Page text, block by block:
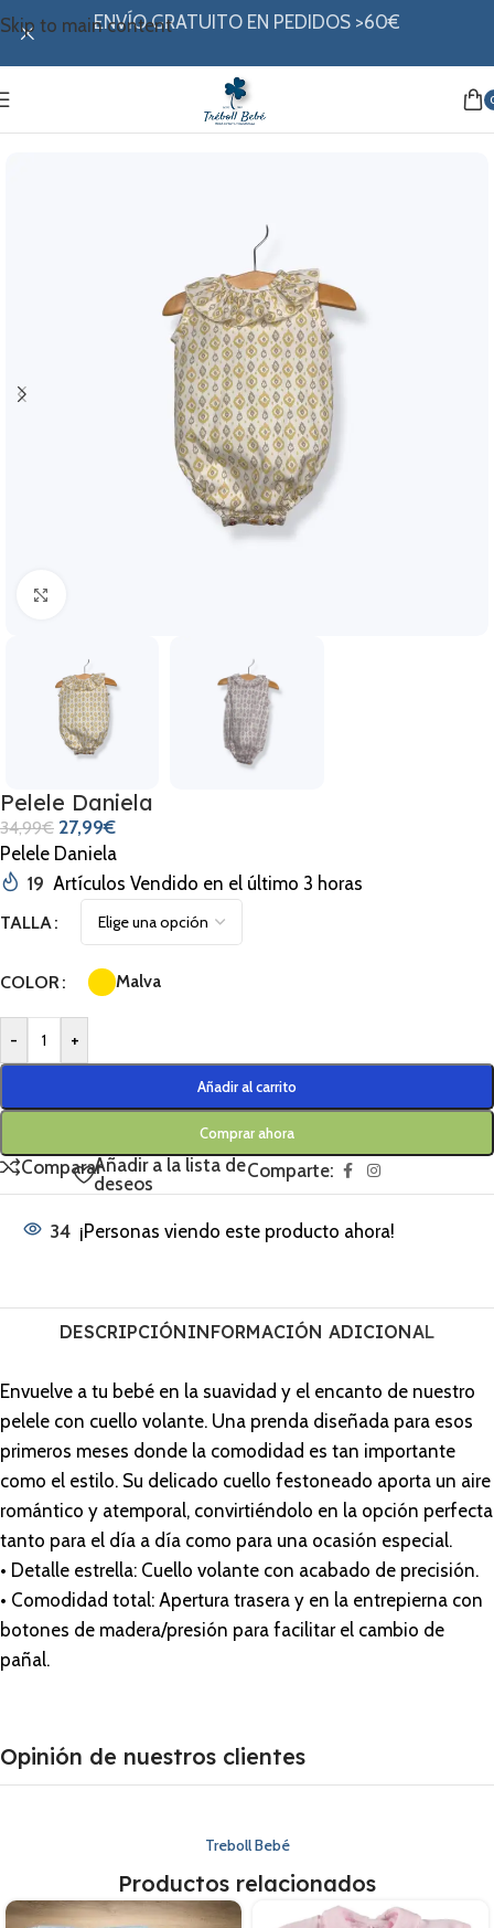
Skip to main contentENVÍO GRATUITO EN PEDIDOS >60€
Colección verano
Pelele Daniela
34,99€ 27,99€
Pelele Daniela
19 Artículos Vendido en el último 3 horas
TALLA
COLOR Malva
- +
Añadir al carrito
Comprar ahora
CompararAñadir a la lista de
deseos
Comparte:
34 ¡Personas viendo este producto ahora!
DESCRIPCIÓNINFORMACIÓN ADICIONAL
Envuelve a tu bebé en la suavidad y el encanto de nuestro
pelele con cuello volante. Una prenda diseñada para esos
primeros meses donde la comodidad es tan importante
como el estilo. Su delicado cuello festoneado aporta un aire
romántico y atemporal, convirtiéndolo en la opción perfecta
tanto para el día a día como para una ocasión especial.
• Detalle estrella: Cuello volante con acabado de precisión.
• Comodidad total: Apertura trasera y en la entrepierna con
botones de madera/presión para facilitar el cambio de
pañal.
Opinión de nuestros clientes
Treboll Bebé
Productos relacionados